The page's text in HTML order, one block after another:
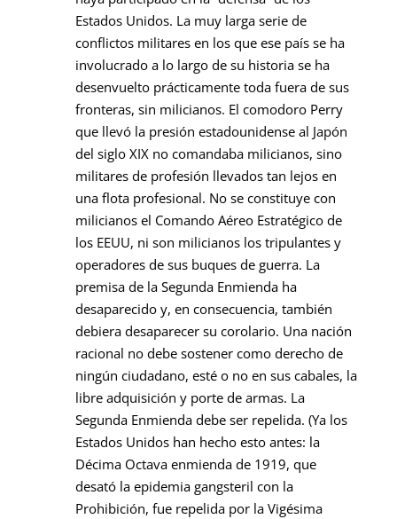
Estados Unidos. La muy larga serie de
conflictos militares en los que ese país se ha
involucrado a lo largo de su historia se ha
desenvuelto prácticamente toda fuera de sus
fronteras, sin milicianos. El comodoro Perry
que llevó la presión estadounidense al Japón
del siglo XIX no comandaba milicianos, sino
militares de profesión llevados tan lejos en
una flota profesional. No se constituye con
milicianos el Comando Aéreo Estratégico de
los EEUU, ni son milicianos los tripulantes y
operadores de sus buques de guerra. La
premisa de la Segunda Enmienda ha
desaparecido y, en consecuencia, también
debiera desaparecer su corolario. Una nación
racional no debe sostener como derecho de
ningún ciudadano, esté o no en sus cabales, la
libre adquisición y porte de armas. La
Segunda Enmienda debe ser repelida. (Ya los
Estados Unidos han hecho esto antes: la
Décima Octava enmienda de 1919, que
desató la epidemia gangsteril con la
Prohibición, fue repelida por la Vigésima